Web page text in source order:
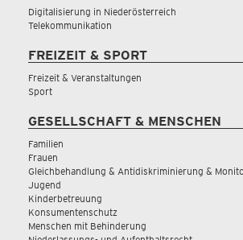
Digitalisierung in Niederösterreich
Telekommunikation
FREIZEIT & SPORT
Freizeit & Veranstaltungen
Sport
GESELLSCHAFT & MENSCHEN
Familien
Frauen
Gleichbehandlung & Antidiskriminierung &
Jugend
Kinderbetreuung
Konsumentenschutz
Menschen mit Behinderung